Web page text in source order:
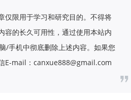
仅限用于学习和研究目的。不得将
容的长久可用性，通过使用本站内
/手机中彻底删除上述内容。如果您
E-mail：canxue888@gmail.com